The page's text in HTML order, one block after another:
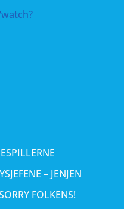
– JENJEN
FOLKENS!